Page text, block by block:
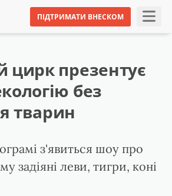
ПІДТРИМАТИ ВНЕСКОМ
цирк презентує
без
тварин
з'явиться шоу про
задіяні леви, тигри, коні